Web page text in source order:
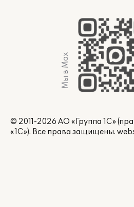
Мы в Max
© 2011-2026 АО «Группа 1С»
«1С»). Все права защищены.